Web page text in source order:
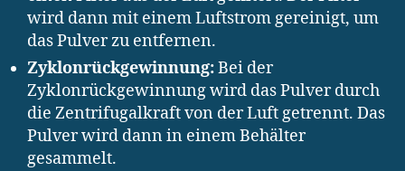
wird dann mit einem Luftstrom gereinigt, um
das Pulver zu entfernen.
Zyklonrückgewinnung:Bei der
Zyklonrückgewinnung wird das Pulver durch
die Zentrifugalkraft von der Luft getrennt. Das
Pulver wird dann in einem Behälter
gesammelt.